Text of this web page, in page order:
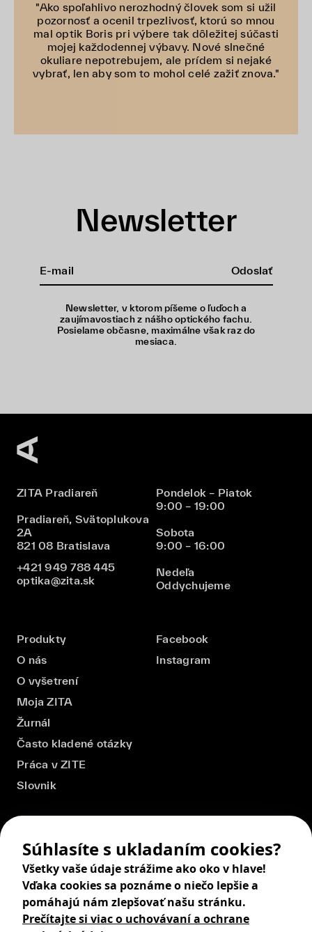
"Ako spoľahlivo nerozhodný človek som si užil
pozornosť a ocenil trpezlivosť, ktorú so mnou
mal optik Boris pri výbere tak dôležitej súčasti
mojej každodennej výbavy. Nové slnečné
okuliare nepotrebujem, ale prídem si nejaké
vybrať, len aby som to mohol celé zažiť znova."
Newsletter
Odoslať
Newsletter, v ktorom píšeme o ľuďoch a
zaujímavostiach z nášho optického fachu.
Posielame občasne, maximálne však raz do
mesiaca.
ZITA Pradiareň
Pradiareň, Svätoplukova
2A
821 08 Bratislava
+421 949 788 445
optika@zita.sk
Pondelok – Piatok
9:00 – 19:00
Sobota
9:00 – 16:00
Nedeľa
Oddychujeme
Produkty
O nás
O vyšetrení
Moja ZITA
Žurnál
Často kladené otázky
Práca v ZITE
Slovnik
Facebook
Instagram
Súhlasíte s ukladaním cookies?
Všetky vaše údaje strážime ako oko v hlave!
Vďaka cookies sa poznáme o niečo lepšie a
pomáhajú nám zlepšovať našu stránku.
Prečítajte si viac o uchovávaní a ochrane